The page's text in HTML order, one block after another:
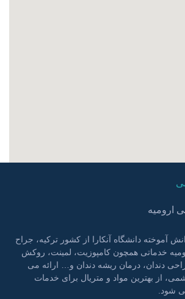
ارومیه
آموخته دانشگاه آنکارا از کشور ترکیه، جراح
خدماتی همچون کامپوزیت، لمینت، روکش
دندان، درمان ریشه دندان و… ارائه می
از بهترین مواد و متریال برای خدمات
شود.